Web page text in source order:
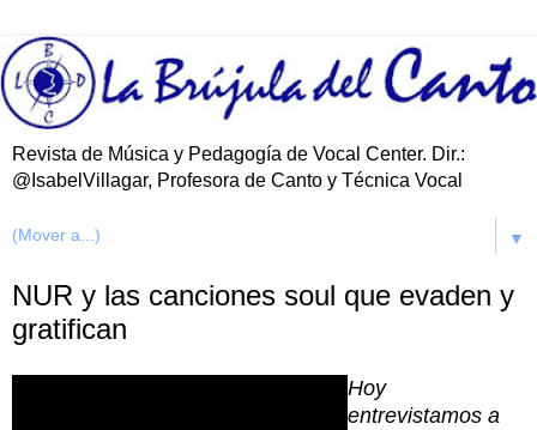
Revista de Música y Pedagogía de Vocal Center. Dir.:
@IsabelVillagar, Profesora de Canto y Técnica Vocal
▼
NUR y las canciones soul que evaden y
gratifican
Hoy
entrevistamos a